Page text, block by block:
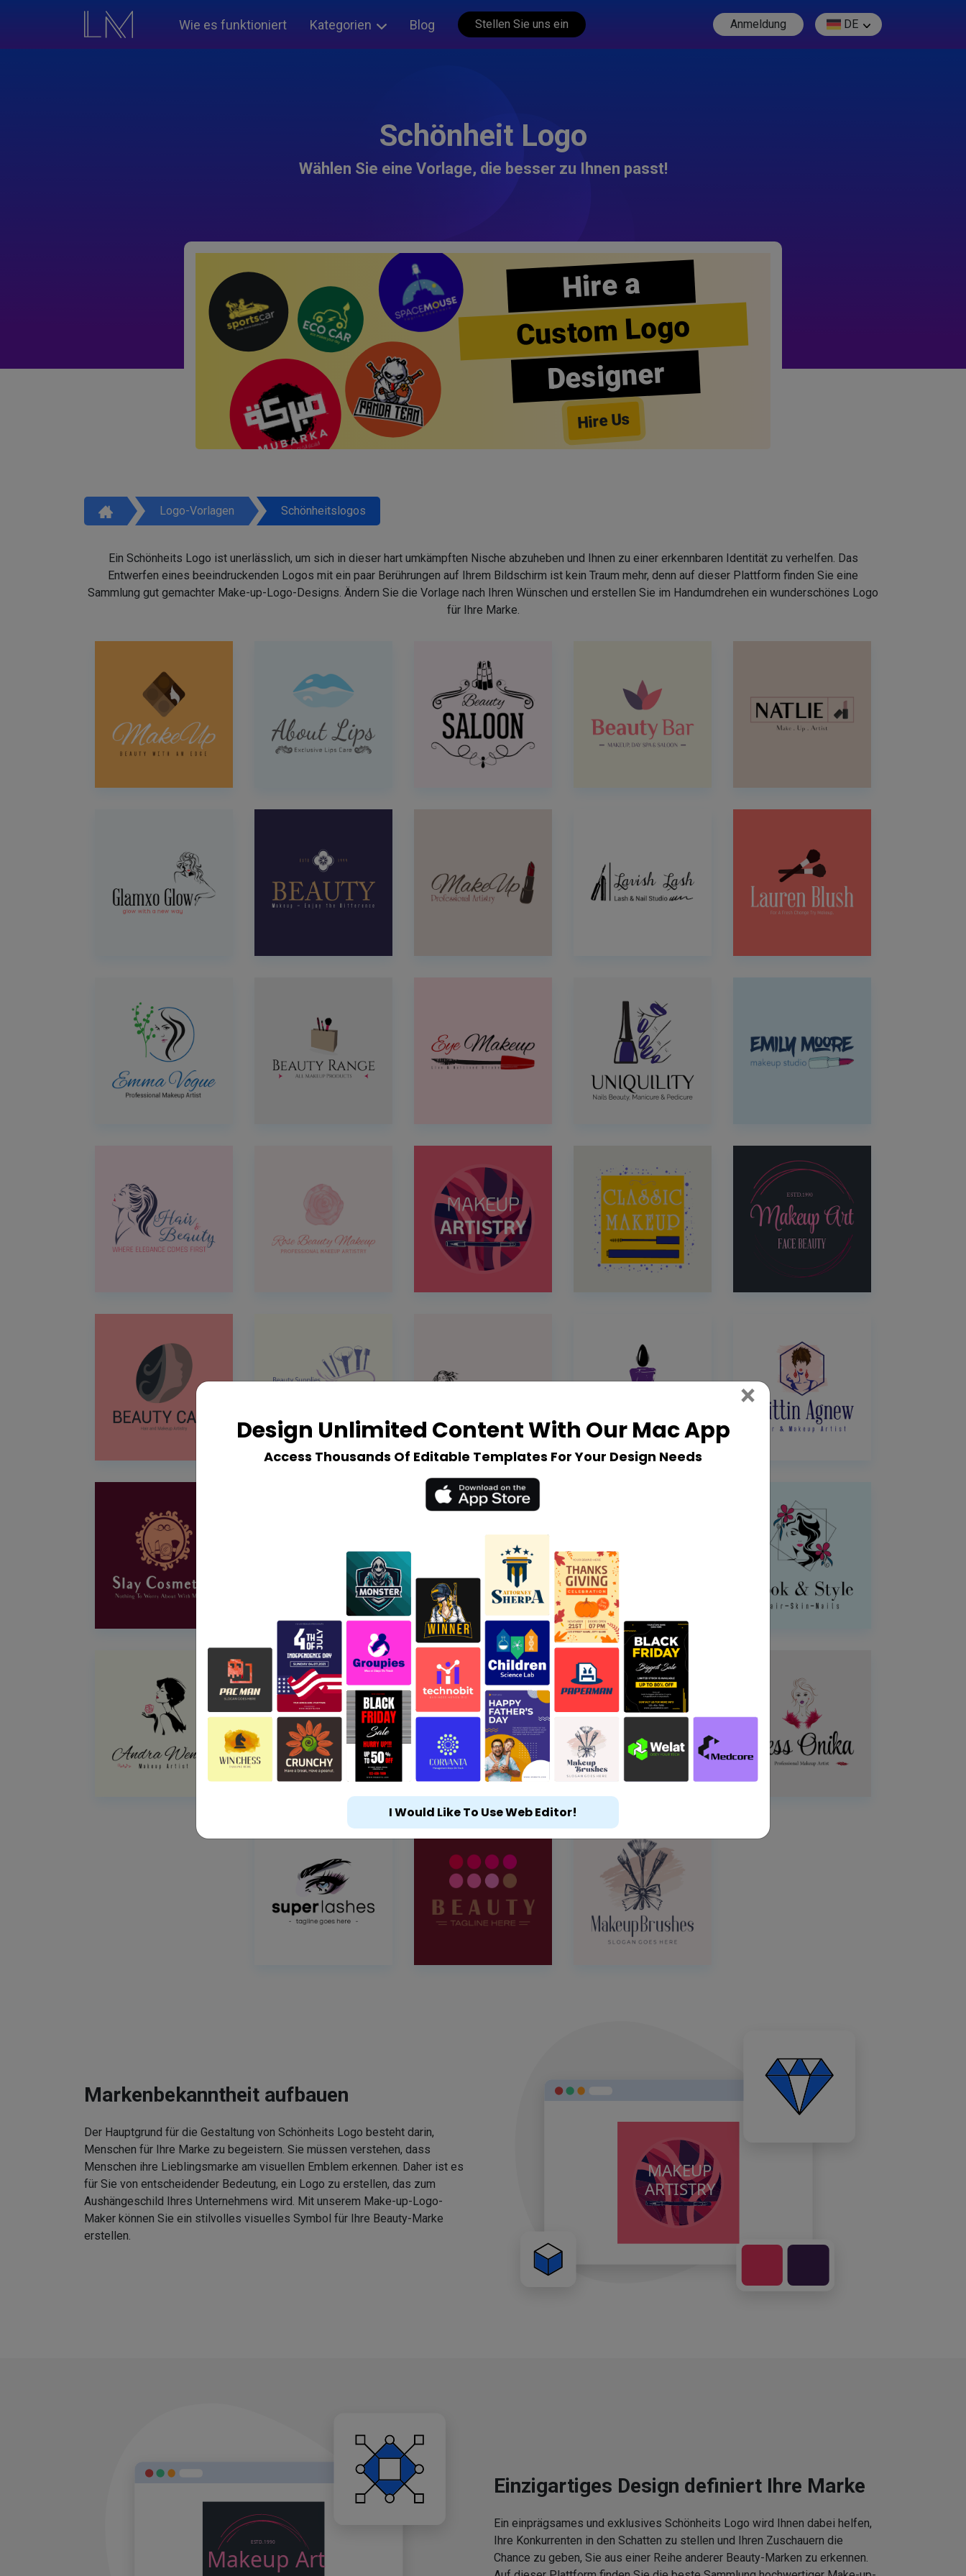
Wie es funktioniert Kategorien Blog Stellen Sie uns ein Anmeldung DE
Schönheit Logo
Wählen Sie eine Vorlage, die besser zu Ihnen passt!
Hire a
Custom Logo
Designer
Hire Us
Logo-Vorlagen Schönheitslogos
Ein Schönheits Logo ist unerlässlich, um sich in dieser hart umkämpften Nische abzuheben und Ihnen zu einer erkennbaren Identität zu verhelfen. Das
Entwerfen eines beeindruckenden Logos mit ein paar Berührungen auf Ihrem Bildschirm ist kein Traum mehr, denn auf dieser Plattform finden Sie eine
Sammlung gut gemachter Make-up-Logo-Designs. Ändern Sie die Vorlage nach Ihren Wünschen und erstellen Sie im Handumdrehen ein wunderschönes Logo
für Ihre Marke.
Markenbekanntheit aufbauen
Der Hauptgrund für die Gestaltung von Schönheits Logo besteht darin,
Menschen für Ihre Marke zu begeistern. Sie müssen verstehen, dass
Menschen ihre Lieblingsmarke am visuellen Emblem erkennen. Daher ist es
für Sie von entscheidender Bedeutung, ein Logo zu erstellen, das zum
Aushängeschild Ihres Unternehmens wird. Mit unserem Make-up-Logo-
Maker können Sie ein stilvolles visuelles Symbol für Ihre Beauty-Marke
erstellen.
Einzigartiges Design definiert Ihre Marke
Ein einprägsames und exklusives Schönheits Logo wird Ihnen dabei helfen,
Ihre Konkurrenten in den Schatten zu stellen und Ihren Zuschauern die
Chance zu geben, Sie aus einer Reihe anderer Beauty-Marken zu erkennen.
Design Unlimited Content With Our Mac App
Access Thousands Of Editable Templates For Your Design Needs
× Close
I Would Like To Use Web Editor!